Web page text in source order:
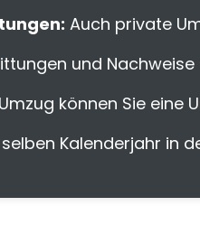
Auch private
und
können Sie eine
Kalenderjahr in